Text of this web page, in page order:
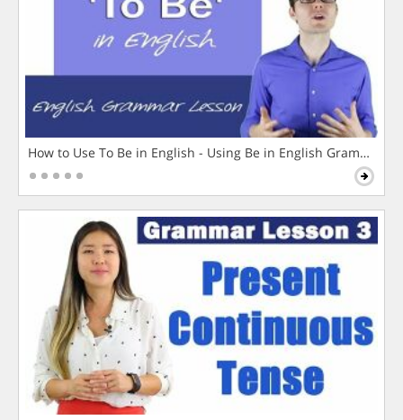
How to Use To Be in English - Using Be in English Grammar